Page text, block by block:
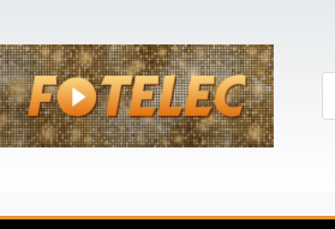
au
contenu